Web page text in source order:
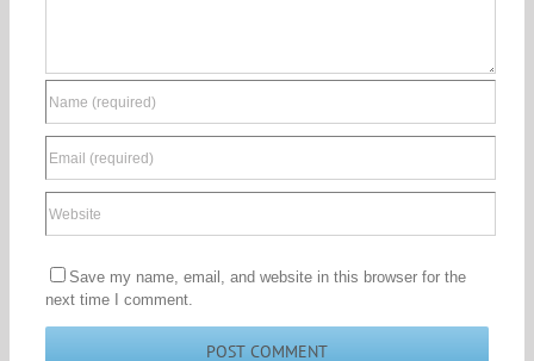
Save my name, email, and website in this browser for the
next time I comment.